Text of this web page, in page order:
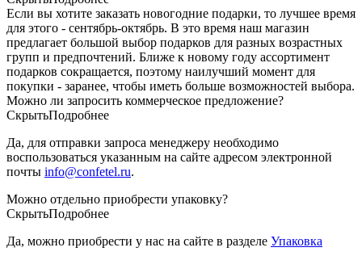
Если вы хотите заказать новогодние подарки, то лучшее время
для этого - сентябрь-октябрь. В это время наш магазин
предлагает большой выбор подарков для разных возрастных
групп и предпочтений. Ближе к новому году ассортимент
подарков сокращается, поэтому наилучший момент для
покупки - заранее, чтобы иметь больше возможностей выбора.
Можно ли запросить коммерческое предложение?
СкрытьПодробнее
Да, для отправки запроса менеджеру необходимо
воспользоваться указанным на сайте адресом электронной
почты info@confetel.ru.
Можно отдельно приобрести упаковку?
СкрытьПодробнее
Да, можно приобрести у нас на сайте в разделе Упаковка